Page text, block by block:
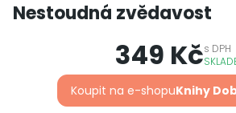
Nestoudná zvědavost
349 Kčs DPH
Koupit na e-shopuKnihy